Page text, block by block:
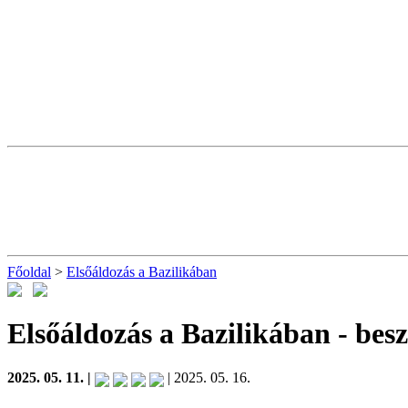
Főoldal > Elsőáldozás a Bazilikában
Elsőáldozás a Bazilikában -
2025. 05. 11. | | 2025. 05. 16.